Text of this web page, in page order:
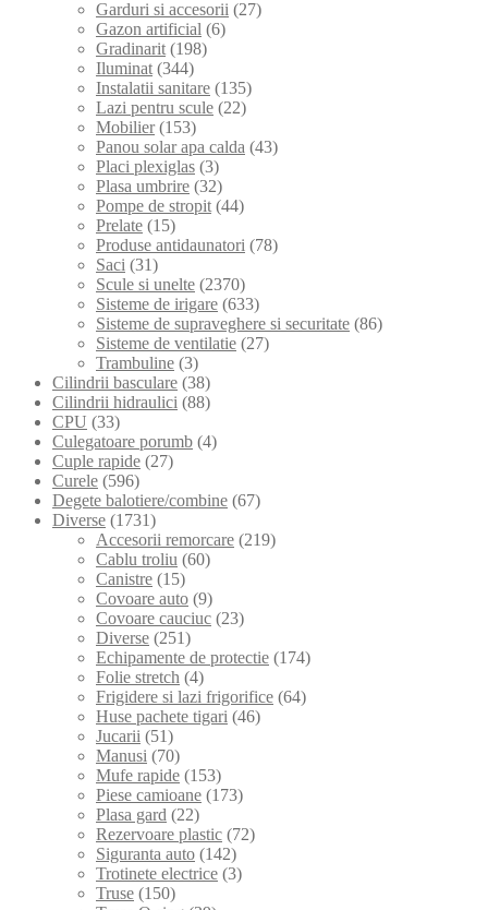
Garduri si accesorii (27)
Gazon artificial (6)
Gradinarit (198)
Iluminat (344)
Instalatii sanitare (135)
Lazi pentru scule (22)
Mobilier (153)
Panou solar apa calda (43)
Placi plexiglas (3)
Plasa umbrire (32)
Pompe de stropit (44)
Prelate (15)
Produse antidaunatori (78)
Saci (31)
Scule si unelte (2370)
Sisteme de irigare (633)
Sisteme de supraveghere si securitate (86)
Sisteme de ventilatie (27)
Trambuline (3)
Cilindrii basculare (38)
Cilindrii hidraulici (88)
CPU (33)
Culegatoare porumb (4)
Cuple rapide (27)
Curele (596)
Degete balotiere/combine (67)
Diverse (1731)
Accesorii remorcare (219)
Cablu troliu (60)
Canistre (15)
Covoare auto (9)
Covoare cauciuc (23)
Diverse (251)
Echipamente de protectie (174)
Folie stretch (4)
Frigidere si lazi frigorifice (64)
Huse pachete tigari (46)
Jucarii (51)
Manusi (70)
Mufe rapide (153)
Piese camioane (173)
Plasa gard (22)
Rezervoare plastic (72)
Siguranta auto (142)
Trotinete electrice (3)
Truse (150)